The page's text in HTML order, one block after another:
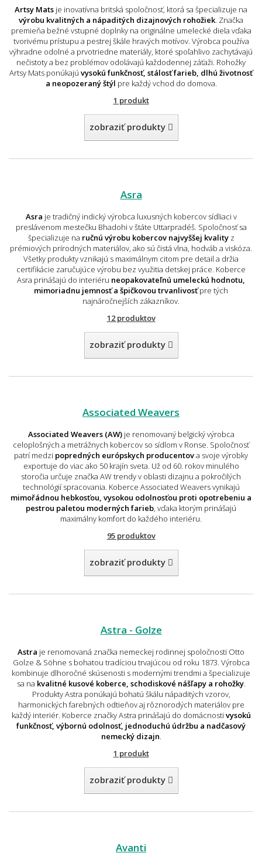
Artsy Mats je inovatívna britská spoločnosť, ktorá sa špecializuje na
výrobu kvalitných a nápaditých dizajnových rohožiek . Značka
premieňa bežné vstupné doplnky na originálne umelecké diela vďaka
tvorivému prístupu a pestrej škále hravých motívov. Výrobca používa
výhradne odolné a prvotriedne materiály, ktoré spoľahlivo zachytávajú
nečistoty a bez problémov odolávajú každodennej záťaži. Rohožky
Artsy Mats ponúkajú vysokú funkčnosť, stálosť farieb, dlhú životnosť
a neopozeraný štýl pre každý vchod do domova.
1 produkt
zobraziť produkty
Asra
Asra je tradičný indický výrobca luxusných kobercov sídliaci v
preslávenom mestečku Bhadohi v štáte Uttarpradéš. Spoločnosť sa
špecializuje na ručnú výrobu kobercov najvyššej kvalityz
prémiových prírodných materiálov, ako sú čistá vlna, hodváb a viskóza.
Všetky produkty vznikajú s maximálnym citom pre detail a držia
certifikácie zaručujúce výrobu bez využitia detskej práce. Koberce
Asra prinášajú do interiéru neopakovateľnú umeleckú hodnotu,
mimoriadnu jemnosť a špičkovou trvanlivosťpre tých
najnáročnejších zákazníkov.
12 produktov
zobraziť produkty
Associated Weavers
Associated Weavers (AW)je renomovaný belgický výrobca
celoplošných a metrážnych kobercov so sídlom v Ronse. Spoločnosť
patrí medzi popredných európskych producentova svoje výrobky
exportuje do viac ako 50 krajín sveta. Už od 60. rokov minulého
storočia určuje značka AW trendy v oblasti dizajnu a pokročilých
technológií spracovania. Koberce Associated Weavers vynikajú
mimořádnou hebkosťou, vysokou odolnosťou proti opotrebeniu a
pestrou paletou moderných farieb , vďaka ktorým prinášajú
maximálny komfort do každého interiéru.
95 produktov
zobraziť produkty
Astra - Golze
Astra je renomovaná značka nemeckej rodinnej spoločnosti Otto
Golze & Söhne s bohatou tradíciou trvajúcou od roku 1873. Výrobca
kombinuje dlhoročné skúsenosti s modernými trendmi a špecializuje
sa na kvalitné kusové koberce, schodiskové nášľapy a rohožky.
Produkty Astra ponúkajú bohatú škálu nápaditých vzorov,
harmonických farebných odtieňov aj rôznorodých materiálov pre
každý interiér. Koberce značky Astra prinášajú do domácnosti vysokú
funkčnosť, výbornú odolnosť, jednoduchú údržbu a nadčasový
nemecký dizajn
1 produkt
zobraziť produkty
Avanti